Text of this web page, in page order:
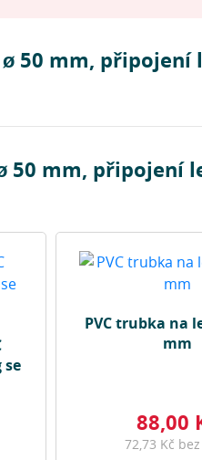
50 mm, připojení
50 mm, připojení
se
PVC trubka na
mm
88,00
72,73 Kč bez